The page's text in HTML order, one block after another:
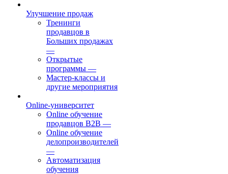
Улучшение продаж
Тренинги
продавцов в
Больших продажах
—
Открытые
программы —
Мастер-классы и
другие мероприятия
Online-университет
Online обучение
продавцов B2B —
Online обучение
делопроизводителей
—
Автоматизация
обучения